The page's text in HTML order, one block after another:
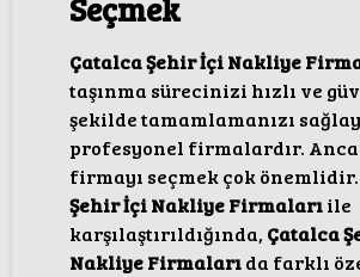
Seçmek
Çatalca Şehir İçi Nakliye
taşınma sürecinizi hızlı ve
şekilde tamamlamanızı
profesyonel firmalardır.
firmayı seçmek çok önemlidir.
Şehir İçi Nakliye Firmalarıile
karşılaştırıldığında, Çatalca
Nakliye Firmalarıda farklı